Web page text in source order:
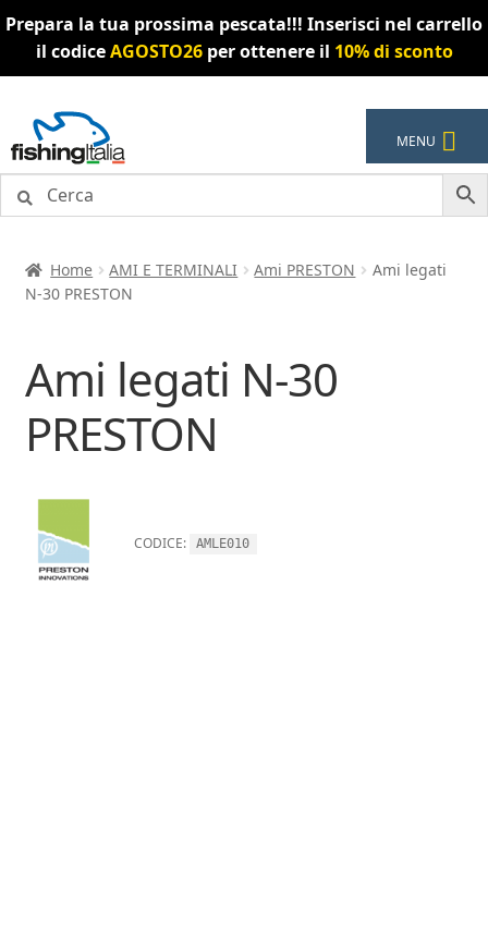
Prepara la tua prossima pescata!!! Inserisci nel carrello
il codiceAGOSTO26per ottenere il 10% di sconto
alla
navigazione
al
contenuto
MENU
Home AMI E TERMINALI Ami PRESTON
Ami legati
N-30 PRESTON
Ami legati N-30
PRESTON
CODICE: AMLE010